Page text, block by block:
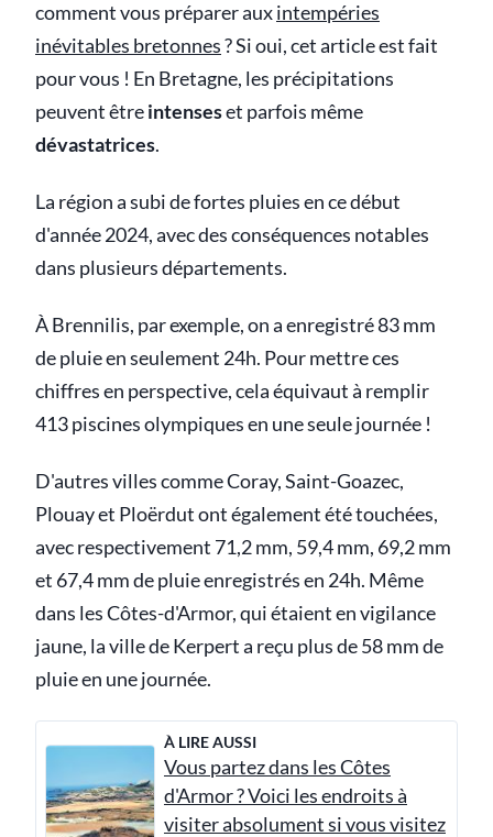
comment vous préparer auxintempéries
inévitables bretonnes? Si oui, cet article est fait
pour vous ! En Bretagne, les précipitations
peuvent êtreintenseset parfois même
dévastatrices.
La région a subi de fortes pluies en ce début
d'année 2024, avec des conséquences notables
dans plusieurs départements.
À Brennilis, par exemple, on a enregistré 83 mm
de pluie en seulement 24h. Pour mettre ces
chiffres en perspective, cela équivaut à remplir
413 piscines olympiques en une seule journée !
D'autres villes comme Coray, Saint-Goazec,
Plouay et Ploërdut ont également été touchées,
avec respectivement 71,2 mm, 59,4 mm, 69,2 mm
et 67,4 mm de pluie enregistrés en 24h. Même
dans les Côtes-d'Armor, qui étaient en vigilance
jaune, la ville de Kerpert a reçu plus de 58 mm de
pluie en une journée.
À LIRE AUSSI
Vous partez dans les Côtes
d'Armor ? Voici les endroits à
visiter absolument si vous visitez